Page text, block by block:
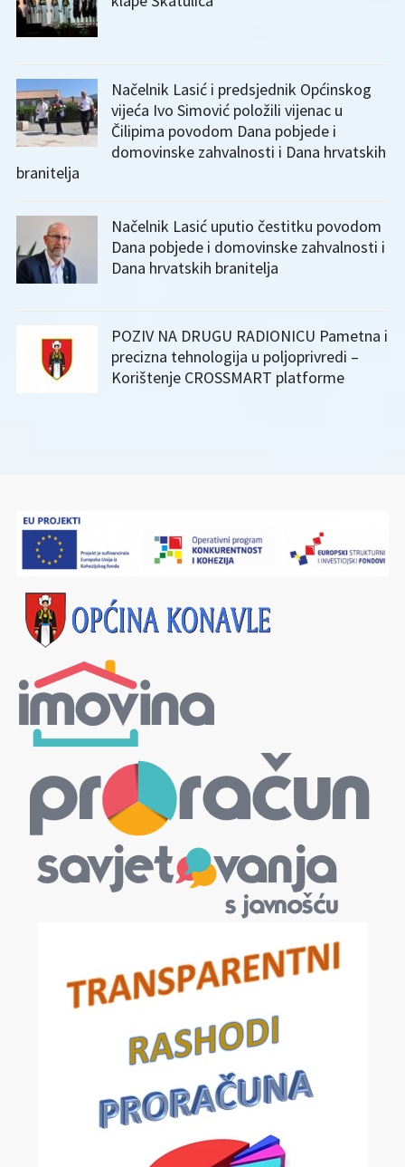
Načelnik Lasić i predsjednik Općinskog
vijeća Ivo Simović položili vijenac u
Čilipima povodom Dana pobjede i
domovinske zahvalnosti i Dana hrvatskih
branitelja
Načelnik Lasić uputio čestitku povodom
Dana pobjede i domovinske zahvalnosti i
Dana hrvatskih branitelja
POZIV NA DRUGU RADIONICU Pametna i
precizna tehnologija u poljoprivredi –
Korištenje CROSSMART platforme